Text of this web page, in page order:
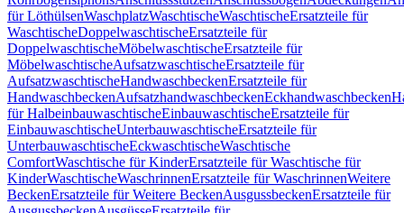
für LöthülsenWaschplatzWaschtischeWaschtischeErsatzteile für
WaschtischeDoppelwaschtischeErsatzteile für
DoppelwaschtischeMöbelwaschtischeErsatzteile für
MöbelwaschtischeAufsatzwaschtischeErsatzteile für
AufsatzwaschtischeHandwaschbeckenErsatzteile für
HandwaschbeckenAufsatzhandwaschbeckenEckhandwaschbecken
für HalbeinbauwaschtischeEinbauwaschtischeErsatzteile für
EinbauwaschtischeUnterbauwaschtischeErsatzteile für
UnterbauwaschtischeEckwaschtischeWaschtische
ComfortWaschtische für KinderErsatzteile für Waschtische für
KinderWaschtischeWaschrinnenErsatzteile für WaschrinnenWeitere
BeckenErsatzteile für Weitere BeckenAusgussbeckenErsatzteile für